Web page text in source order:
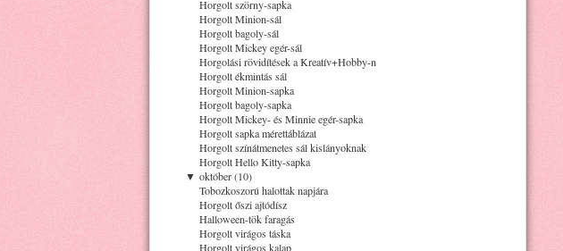
Horgolt szörny-sapka
Horgolt Minion-sál
Horgolt bagoly-sál
Horgolt Mickey egér-sál
Horgolási rövidítések a Kreatív+Hobby-n
Horgolt ékmintás sál
Horgolt Minion-sapka
Horgolt bagoly-sapka
Horgolt Mickey- és Minnie egér-sapka
Horgolt sapka mérettáblázat
Horgolt színátmenetes sál kislányoknak
Horgolt Hello Kitty-sapka
▼ október (10)
Tobozkoszorú halottak napjára
Horgolt őszi ajtódísz
Halloween-tök faragás
Horgolt virágos táska
Horgolt virágos kalap